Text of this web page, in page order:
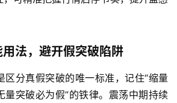
法，避开假突破陷阱
区分真假突破的唯一标准，记住“缩量
量突破必为假”的铁律。震荡中期持续